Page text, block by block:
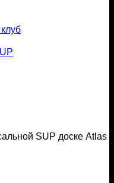
SUP доске Atlas